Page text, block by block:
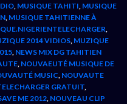
, MUSIQUE TAHITI, MUSIQUE
, MUSIQUE TAHITIENNE À
,
2014 VIDIOS, MUZIQUE
, NEWS MIX DG TAHITIEN
, NOUVAEUTÉ MUSIQUE DE
MUSIC, NOUVAUTE
GRATUIT,
ME 2012, NOUVEAU CLIP